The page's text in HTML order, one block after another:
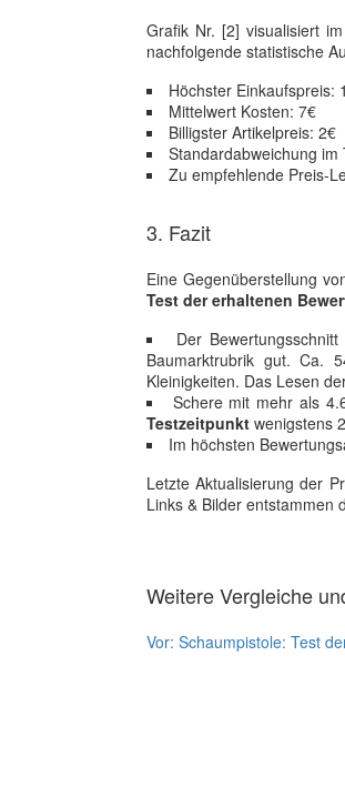
Grafik Nr. [2] visualisiert
nachfolgende statistische
Höchster Einkaufspreis:
Mittelwert Kosten: 7€
Billigster Artikelpreis: 2€
Standardabweichung im
Zu empfehlende Preis-
3. Fazit
Eine Gegenüberstellung
Test der erhaltenen
Der
Baumarktrubrik gut. Ca.
Kleinigkeiten. Das Lesen
Schere mit mehr als
Testzeitpunkt wenigstens
Im höchsten
Letzte Aktualisierung der
Links & Bilder entstammen
Weitere Vergleiche
Vor: Schaumpistole: Test